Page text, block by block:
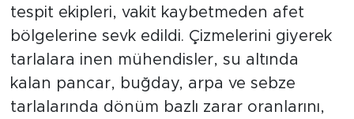
tespit ekipleri, vakit kaybetmeden afet
bölgelerine sevk edildi. Çizmelerini giyerek
tarlalara inen mühendisler, su altında
kalan pancar, buğday, arpa ve sebze
tarlalarında dönüm bazlı zarar oranlarını,